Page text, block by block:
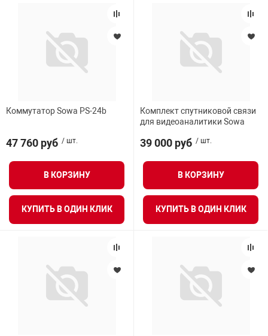
Коммутатор Sowa PS-24b
47 760 руб / шт.
В КОРЗИНУ
КУПИТЬ В ОДИН КЛИК
Комплект спутниковой связи
для видеоаналитики Sowa
39 000 руб / шт.
В КОРЗИНУ
КУПИТЬ В ОДИН КЛИК